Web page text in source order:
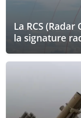
La RCS
la signature